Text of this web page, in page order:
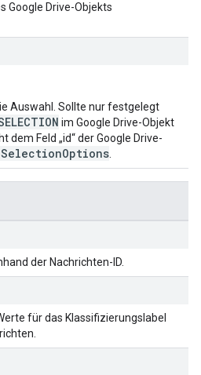
Google Drive-Objekts
Auswahl. Sollte nur festgelegt
im Google Drive-Objekt
dem Feld „id“ der Google Drive-
der Nachrichten-ID.
für das Klassifizierungslabel